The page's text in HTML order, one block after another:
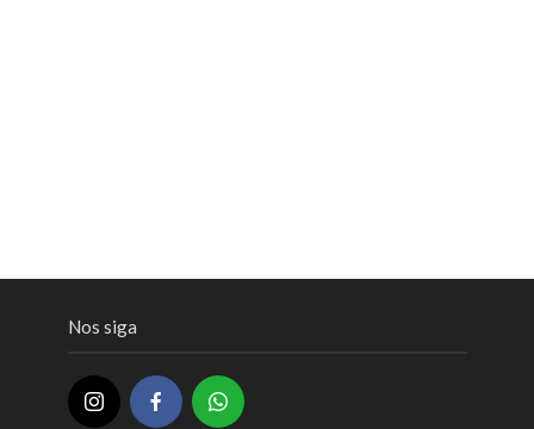
Nos siga